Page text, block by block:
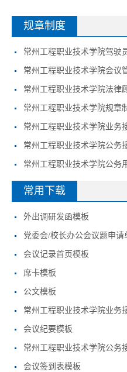
规章制度
常州工程职业技术学院驾驶
常州工程职业技术学院会议
常州工程职业技术学院法律
常州工程职业技术学院规章
常州工程职业技术学院业务
常州工程职业技术学院公务
常州工程职业技术学院公务
常用下载
外出调研发函模板
党委会/校长办公会议题申请
会议记录首页模板
席卡模板
公文模板
常州工程职业技术学院业务
会议纪要模板
常州工程职业技术学院公务
会议签到表模板